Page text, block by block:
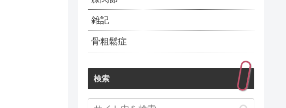
雑記
骨粗鬆症
検索